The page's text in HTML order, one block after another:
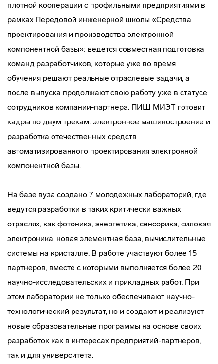
плотной кооперации с профильными предприятиями в
рамках Передовой инженерной школы «Средства
проектирования и производства электронной
компонентной базы»: ведется совместная подготовка
команд разработчиков, которые уже во время
обучения решают реальные отраслевые задачи, а
после выпуска продолжают свою работу уже в статусе
сотрудников компании-партнера. ПИШ МИЭТ готовит
кадры по двум трекам: электронное машиностроение и
разработка отечественных средств
автоматизированного проектирования электронной
компонентной базы.
На базе вуза создано 7 молодежных лабораторий, где
ведутся разработки в таких критически важных
отраслях, как фотоника, энергетика, сенсорика, силовая
электроника, новая элементная база, вычислительные
системы на кристалле. В работе участвуют более 15
партнеров, вместе с которыми выполняется более 20
научно-исследовательских и прикладных работ. При
этом лаборатории не только обеспечивают научно-
технологический результат, но и создают и реализуют
новые образовательные программы на основе своих
разработок как в интересах предприятий-партнеров,
так и для университета.